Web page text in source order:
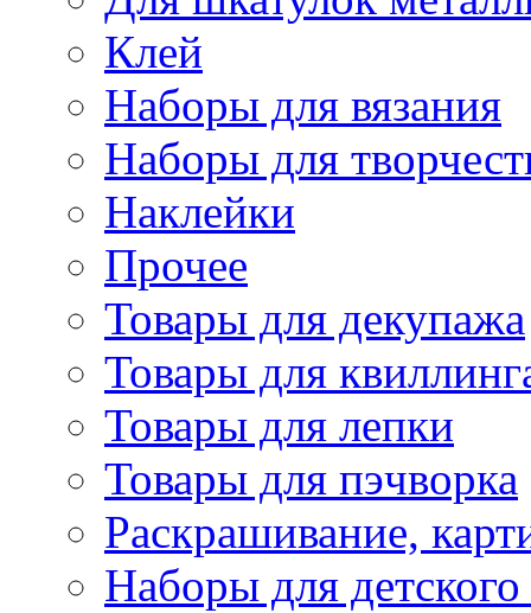
Клей
Наборы для вязания
Наборы для
Наклейки
Прочее
Товары для декупажа
Товары для
Товары для лепки
Товары для пэчворка
Раскрашивание,
Наборы для